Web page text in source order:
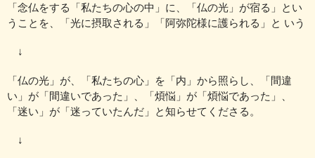
「念仏をする「私たちの心の中」に、「仏の光」が宿る」とい
うことを、
「光に摂取される」「阿弥陀様に護られる」と いう
↓
「仏の光」が、「私たちの心」を「内」から照らし、
「間違
い」が「間違いであった」、「煩悩」が「煩悩であった」、
「迷い」が「迷っていたんだ」と知らせてくださる。
↓